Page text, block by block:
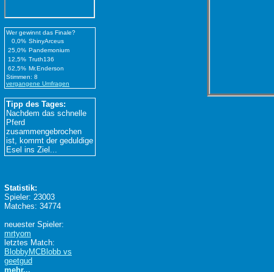
Wer gewinnt das Finale?
0,0% ShinyArceus
25,0% Pandemonium
12,5% Truth136
62,5% Mr.Enderson
Stimmen: 8
vergangene Umfragen
Tipp des Tages:
Nachdem das schnelle
Pferd
zusammengebrochen
ist, kommt der geduldige
Esel ins Ziel...
Statistik:
Spieler: 23003
Matches: 34774
neuester Spieler:
mrtyom
letztes Match:
BlobbyMCBlobb vs
geetgud
mehr...